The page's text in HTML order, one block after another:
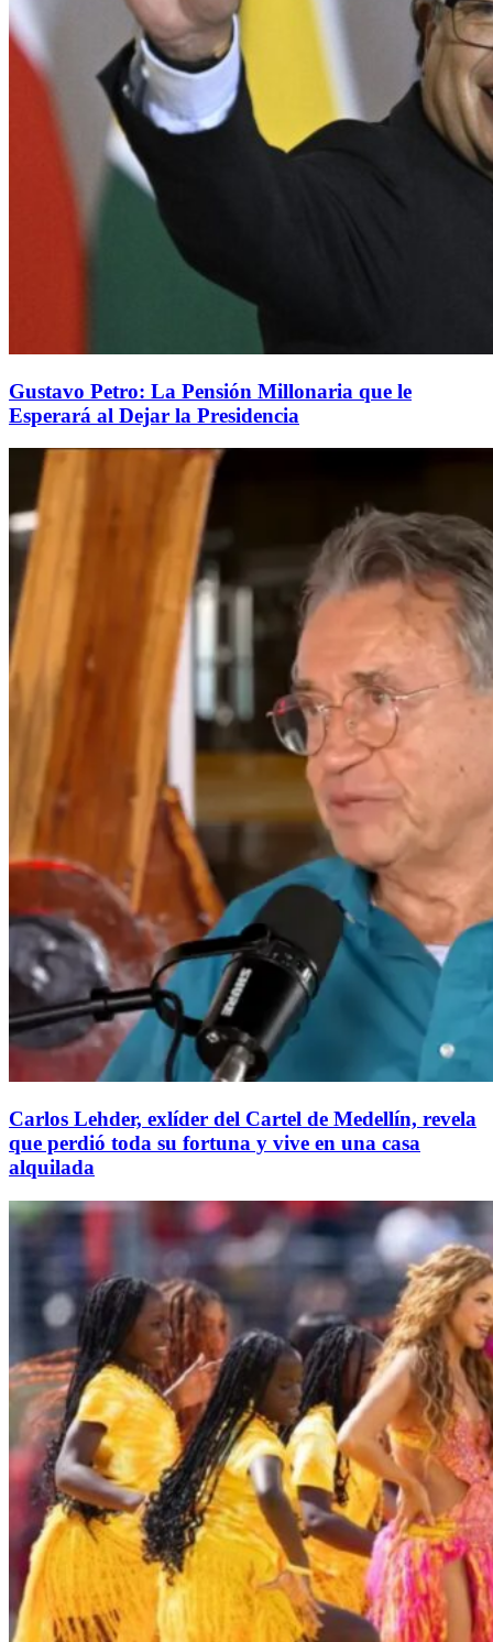
Gustavo Petro: La Pensión Millonaria que le
Esperará al Dejar la Presidencia
Carlos Lehder, exlíder del Cartel de Medellín, revela
que perdió toda su fortuna y vive en una casa
alquilada